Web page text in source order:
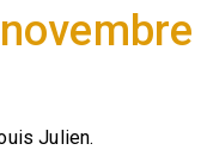
Julien.